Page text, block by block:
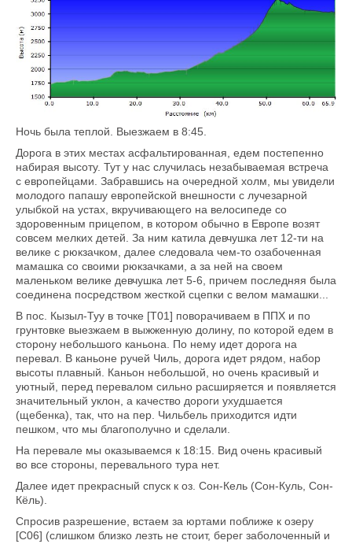
Ночь была теплой. Выезжаем в 8:45.
Дорога в этих местах асфальтированная, едем постепенно
набирая высоту. Тут у нас случилась незабываемая встреча
с европейцами. Забравшись на очередной холм, мы увидели
молодого папашу европейской внешности с лучезарной
улыбкой на устах, вкручивающего на велосипеде со
здоровенным прицепом, в котором обычно в Европе возят
совсем мелких детей. За ним катила девчушка лет 12-ти на
велике с рюкзачком, далее следовала чем-то озабоченная
мамашка со своими рюкзачками, а за ней на своем
маленьком велике девчушка лет 5-6, причем последняя была
соединена посредством жесткой сцепки с велом мамашки...
В пос. Кызыл-Туу в точке [T01] поворачиваем в ППХ и по
грунтовке выезжаем в выжженную долину, по которой едем в
сторону небольшого каньона. По нему идет дорога на
перевал. В каньоне ручей Чиль, дорога идет рядом, набор
высоты плавный. Каньон небольшой, но очень красивый и
уютный, перед перевалом сильно расширяется и появляется
значительный уклон, а качество дороги ухудшается
(щебенка), так, что на пер. Чильбель приходится идти
пешком, что мы благополучно и сделали.
На перевале мы оказываемся к 18:15. Вид очень красивый
во все стороны, перевального тура нет.
Далее идет прекрасный спуск к оз. Сон-Кель (Сон-Куль, Сон-
Кёль).
Спросив разрешение, встаем за юртами поближе к озеру
[C06] (слишком близко лезть не стоит, берег заболоченный и